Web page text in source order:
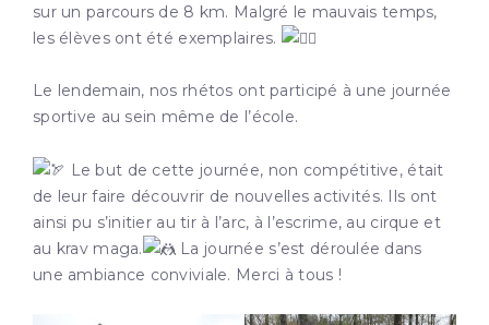
sur un parcours de 8 km. Malgré le mauvais temps,
les élèves ont été exemplaires.
Le lendemain, nos rhétos ont participé à une journée
sportive au sein même de l’école.
Le but de cette journée, non compétitive, était
de leur faire découvrir de nouvelles activités. Ils ont
ainsi pu s’initier au tir à l’arc, à l’escrime, au cirque et
au krav maga.
La journée s’est déroulée dans
une ambiance conviviale. Merci à tous !